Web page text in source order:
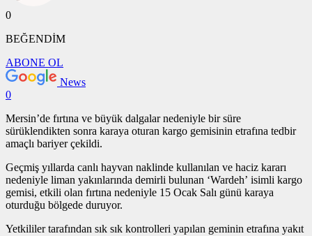
0
BEĞENDİM
ABONE OL
News
0
Mersin’de fırtına ve büyük dalgalar nedeniyle bir süre
sürüklendikten sonra karaya oturan kargo gemisinin etrafına tedbir
amaçlı bariyer çekildi.
Geçmiş yıllarda canlı hayvan naklinde kullanılan ve haciz kararı
nedeniyle liman yakınlarında demirli bulunan ‘Wardeh’ isimli kargo
gemisi, etkili olan fırtına nedeniyle 15 Ocak Salı günü karaya
oturduğu bölgede duruyor.
Yetkililer tarafından sık sık kontrolleri yapılan geminin etrafına yakıt